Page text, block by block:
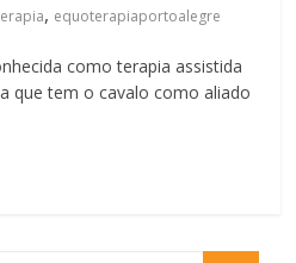
, equoterapiaportoalegre
como terapia assistida
que tem o cavalo como aliado